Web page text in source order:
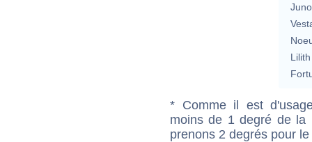
Lilith
* Comme il est
moins de 1 degré de la
prenons 2 degrés pour